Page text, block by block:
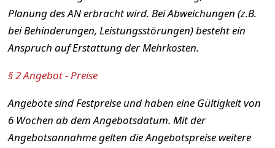
Planung des AN erbracht wird. Bei Abweichungen (z.B.
bei Behinderungen, Leistungsstörungen) besteht ein
Anspruch auf Erstattung der Mehrkosten.
§ 2 Angebot - Preise
Angebote sind Festpreise und haben eine Gültigkeit von
6 Wochen ab dem Angebotsdatum. Mit der
Angebotsannahme gelten die Angebotspreise weitere